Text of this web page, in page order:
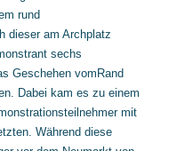
rund
dieser am Archplatz
sechs
Geschehen vomRand
Dabei kam es zu einem
mit
Während diese